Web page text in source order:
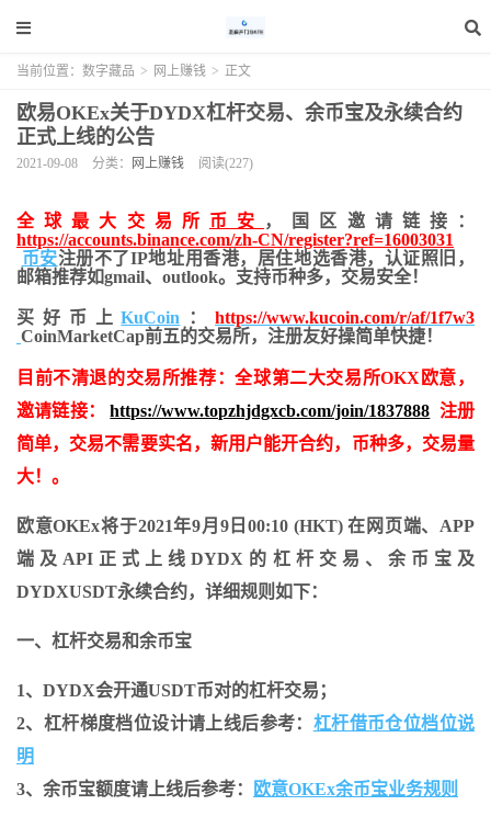
当前位置： 数字藏品 > 网上赚钱 > 正文
欧易OKEx关于DYDX杠杆交易、余币宝及永续合约
正式上线的公告
2021-09-08 分类： 网上赚钱 阅读(227)
全球最大交易所 币安
，国区邀请链接：
https://accounts.binance.com/zh-CN/register?ref=16003031
币安注册不了IP地址用香港，居住地选香港，认证照旧，
邮箱推荐如gmail、outlook。支持币种多，交易安全！
买好币上KuCoin ：https://www.kucoin.com/r/af/1f7w3
CoinMarketCap前五的交易所，注册友好操简单快捷！
目前不清退的交易所推荐：全球第二大交易所OKX欧意，
邀请链接：https://www.topzhjdgxcb.com/join/1837888 注册
简单，交易不需要实名，新用户能开合约，币种多，交易量
大！。
欧意OKEx将于2021年9月9日 00:10 (HKT)在网页端、APP
端及API正式上线DYDX的杠杆交易、余币宝及
DYDXUSDT永续合约，详细规则如下：
一、杠杆交易和余币宝
1、DYDX会开通USDT币对的杠杆交易；
2、杠杆梯度档位设计请上线后参考： 杠杆借币仓位档位说
明
3、余币宝额度请上线后参考：
欧意OKEx余币宝业务规则